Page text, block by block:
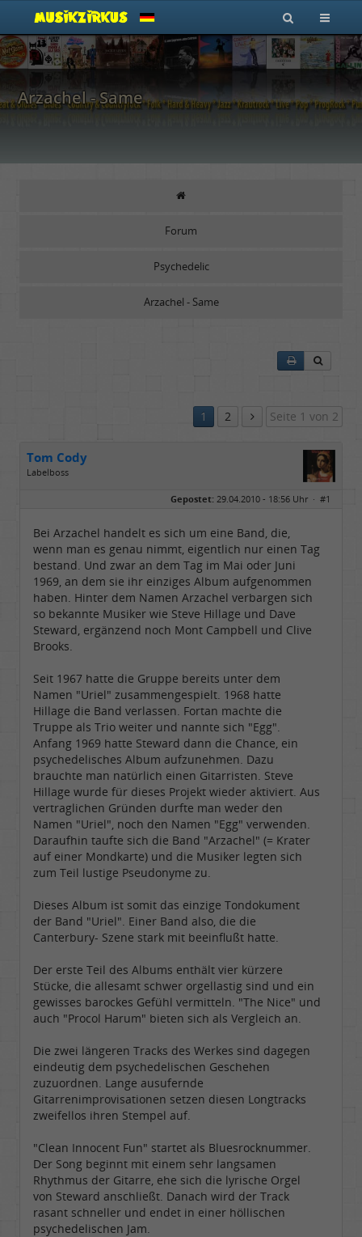
Arzachel - Same
Forum
Psychedelic
Arzachel - Same
1 2 Seite 1 von 2
Tom Cody
Labelboss
Dabei seit:
11 / 2006
Gepostet: 29.04.2010 - 18:56 Uhr · #1
Bei Arzachel handelt es sich um eine Band, die,
wenn man es genau nimmt, eigentlich nur einen Tag
bestand. Und zwar an dem Tag im Mai oder Juni
1969, an dem sie ihr einziges Album aufgenommen
haben. Hinter dem Namen Arzachel verbargen sich
so bekannte Musiker wie Steve Hillage und Dave
Steward, ergänzend noch Mont Campbell und Clive
Brooks.
Seit 1967 hatte die Gruppe bereits unter dem
Namen "Uriel" zusammengespielt. 1968 hatte
Hillage die Band verlassen. Fortan machte die
Truppe als Trio weiter und nannte sich "Egg".
Anfang 1969 hatte Steward dann die Chance, ein
psychedelisches Album aufzunehmen. Dazu
brauchte man natürlich einen Gitarristen. Steve
Hillage wurde für dieses Projekt wieder aktiviert. Aus
vertraglichen Gründen durfte man weder den
Namen "Uriel", noch den Namen "Egg" verwenden.
Daraufhin taufte sich die Band "Arzachel" (= Krater
auf einer Mondkarte) und die Musiker legten sich
zum Teil lustige Pseudonyme zu.
Dieses Album ist somit das einzige Tondokument
der Band "Uriel". Einer Band also, die die
Canterbury- Szene stark mit beeinflußt hatte.
Der erste Teil des Albums enthält vier kürzere
Stücke, die allesamt schwer orgellastig sind und ein
gewisses barockes Gefühl vermitteln. "The Nice" und
auch "Procol Harum" bieten sich als Vergleich an.
Die zwei längeren Tracks des Werkes sind dagegen
eindeutig dem psychedelischen Geschehen
zuzuordnen. Lange ausufernde
Gitarrenimprovisationen setzen diesen Longtracks
zweifellos ihren Stempel auf.
"Clean Innocent Fun" startet als Bluesrocknummer.
Der Song beginnt mit einem sehr langsamen
Rhythmus der Gitarre, ehe sich die lyrische Orgel
von Steward anschließt. Danach wird der Track
rasant schneller und endet in einer höllischen
psychedelischen Jam.